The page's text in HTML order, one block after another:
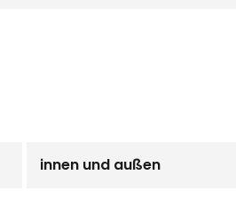
innen und außen